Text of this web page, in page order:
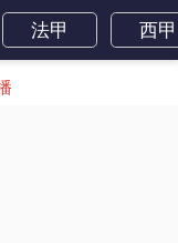
法甲 西甲